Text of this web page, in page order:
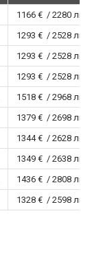
1166 € / 2280 лв.
1293 € / 2528 лв.
1293 € / 2528 лв.
1293 € / 2528 лв.
1518 € / 2968 лв.
1379 € / 2698 лв.
1344 € / 2628 лв.
1349 € / 2638 лв.
1436 € / 2808 лв.
1328 € / 2598 лв.